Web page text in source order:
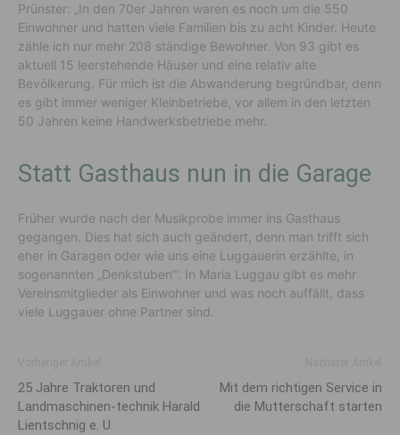
Prünster: „In den 70er Jahren waren es noch um die 550
Einwohner und hatten viele Familien bis zu acht Kinder. Heute
zähle ich nur mehr 208 ständige Bewohner. Von 93 gibt es
aktuell 15 leerstehende Häuser und eine relativ alte
Bevölkerung. Für mich ist die Abwanderung begründbar, denn
es gibt immer weniger Kleinbetriebe, vor allem in den letzten
50 Jahren keine Handwerksbetriebe mehr.
Statt Gasthaus nun in die Garage
Früher wurde nach der Musikprobe immer ins Gasthaus
gegangen. Dies hat sich auch geändert, denn man trifft sich
eher in Garagen oder wie uns eine Luggauerin erzählte, in
sogenannten „Denkstuben‘“. In Maria Luggau gibt es mehr
Vereinsmitglieder als Einwohner und was noch auffällt, dass
viele Luggauer ohne Partner sind.
25 Jahre Traktoren und
Landmaschinen-technik Harald
Lientschnig e. U.
Mit dem richtigen Service in
die Mutterschaft starten